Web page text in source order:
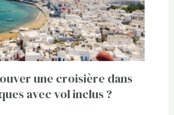
une croisière dans
avec vol inclus ?